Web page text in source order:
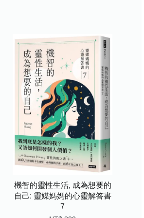
機智的靈性生活, 成為想要的
自己: 靈媒媽媽的心靈解答書
7